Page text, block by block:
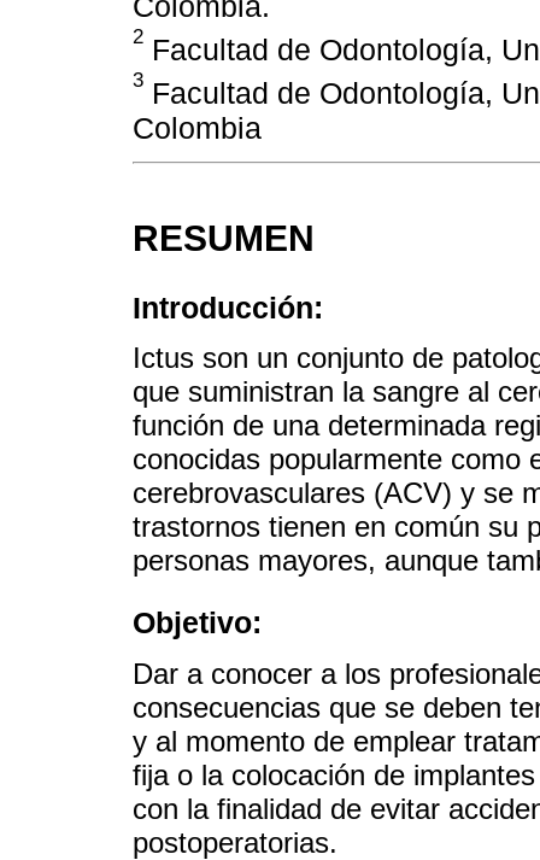
2 Facultad de Odontología,
3 Facultad de Odontología,
Colombia
RESUMEN
Introducción:
Ictus son un conjunto de
que suministran la sangre al
función de una determinada
conocidas popularmente como
cerebrovasculares (ACV) y se
trastornos tienen en común su
personas mayores, aunque
Objetivo:
Dar a conocer a los
consecuencias que se deben
y al momento de emplear
fija o la colocación de
con la finalidad de evitar
postoperatorias.